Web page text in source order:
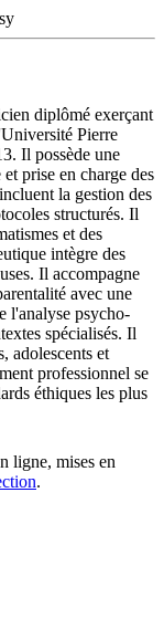
diplômé exerçant
Pierre
Il possède une
prise en charge des
la gestion des
structurés. Il
et des
intègre des
Il accompagne
avec une
l'analyse psycho-
spécialisés. Il
adolescents et
professionnel se
éthiques les plus
ligne, mises en
.